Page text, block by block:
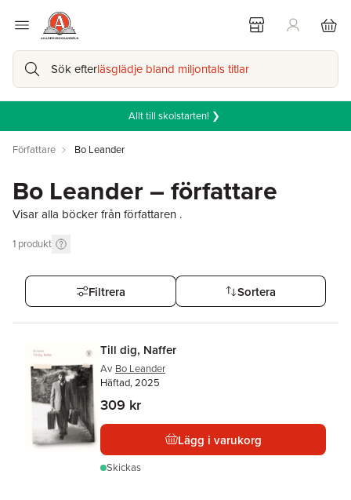
Sök efterläsglädje bland miljontals titlar
Allt till skolstarten! ❯
Författare Bo Leander
Bo Leander – författare
Visar alla böcker från författaren .
1 produkt
Filtrera Sortera
Till dig, Naffer
Av Bo Leander
Häftad, 2025
309 kr
Lägg i varukorg
Skickas